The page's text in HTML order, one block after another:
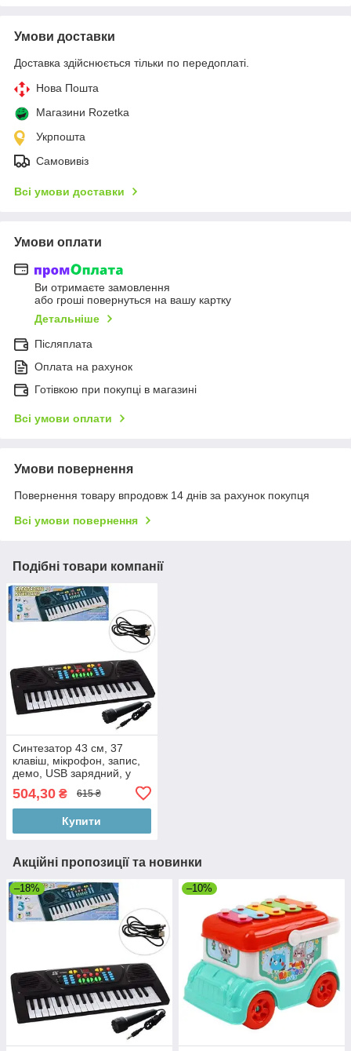
Умови доставки
Доставка здійснюється тільки по передоплаті.
Нова Пошта
Магазини Rozetka
Укрпошта
Самовивіз
Всі умови доставки
Умови оплати
Ви отримаєте замовлення
або гроші повернуться на вашу картку
Детальніше
Післяплата
Оплата на рахунок
Готівкою при покупці в магазині
Всі умови оплати
Умови повернення
Повернення товару впродовж 14 днів за рахунок покупця
Всі умови повернення
Подібні товари компанії
Синтезатор 43 см, 37
клавіш, мікрофон, запис,
демо, USB зарядний, у
504,30 ₴ 615 ₴
Купити
Акційні пропозиції та новинки
–18% –10%